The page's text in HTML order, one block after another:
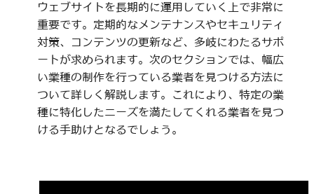
ウェブサイトを長期的に運用していく上で非常に
重要です。定期的なメンテナンスやセキュリティ
対策、コンテンツの更新など、多岐にわたるサポ
ートが求められます。次のセクションでは、幅広
い業種の制作を行っている業者を見つける方法に
ついて詳しく解説します。これにより、特定の業
種に特化したニーズを満たしてくれる業者を見つ
ける手助けとなるでしょう。